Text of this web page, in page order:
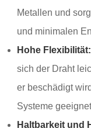
Metallen und
und minimalen
Hohe Flexibilität:
sich der Draht
er beschädigt
Systeme
Haltbarkeit und